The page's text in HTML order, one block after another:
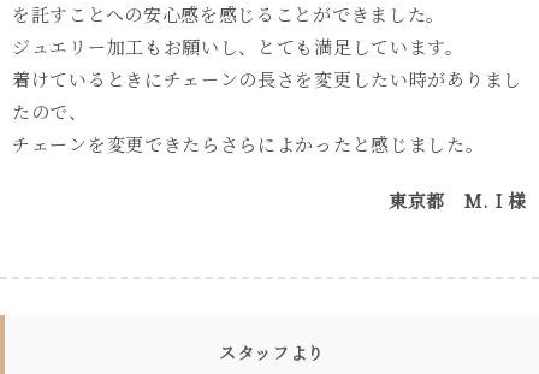
を託すことへの安心感を感じることができました。
ジュエリー加工もお願いし、とても満足しています。
着けているときにチェーンの長さを変更したい時がありまし
たので、
チェーンを変更できたらさらによかったと感じました。
東京都 M. I 様
スタッフより